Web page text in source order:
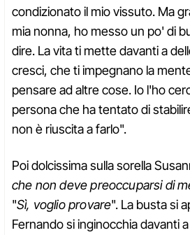
condizionato il mio vissuto. Ma
mia nonna, ho messo un po' di
dire. La vita ti mette davanti a
cresci, che ti impegnano la
pensare ad altre cose. Io l'ho
persona che ha tentato di
non è riuscita a farlo".
Poi dolcissima sulla sorella
che non deve preoccuparsi di
"Sì, voglio provare". La busta si
Fernando si inginocchia davanti